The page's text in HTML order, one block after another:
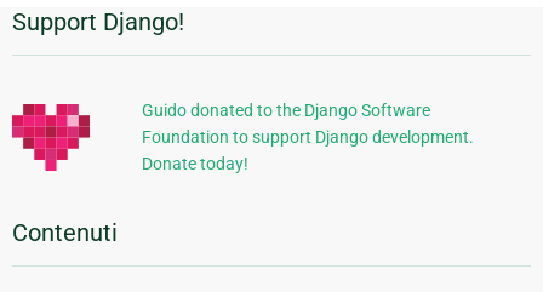
Informazioni
aggiuntive
Support Django!
Guido donated to the Django Software
Foundation to support Django development.
Donate today!
Contenuti